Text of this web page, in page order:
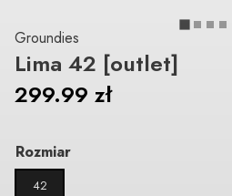
Groundies
Lima 42 [outlet]
299.99 zł
Rozmiar
42